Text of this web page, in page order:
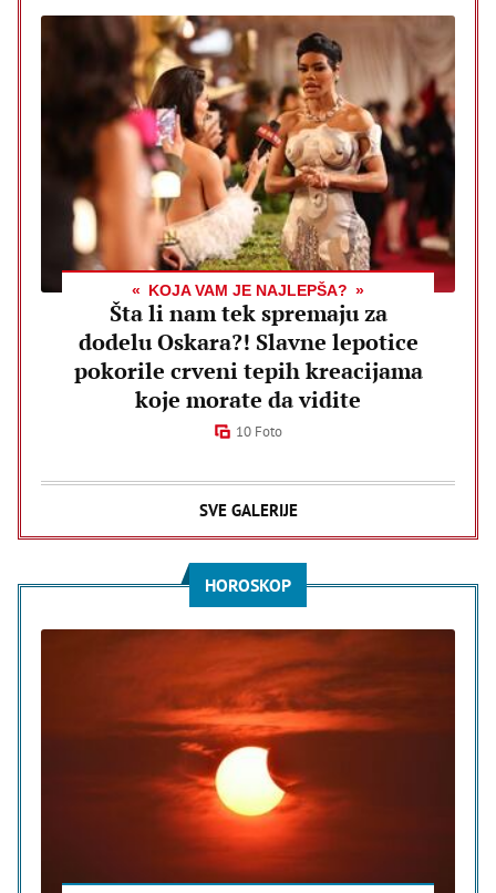
KOJA VAM JE NAJLEPŠA?
Šta li nam tek spremaju za
dodelu Oskara?! Slavne lepotice
pokorile crveni tepih kreacijama
koje morate da vidite
10 Foto
SVE GALERIJE
HOROSKOP